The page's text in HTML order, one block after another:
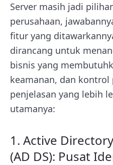
Server masih jadi
perusahaan,
fitur yang
dirancang untuk
bisnis yang
keamanan, dan kontrol
penjelasan yang lebih
utamanya:
1. Active
(AD DS): Pusat